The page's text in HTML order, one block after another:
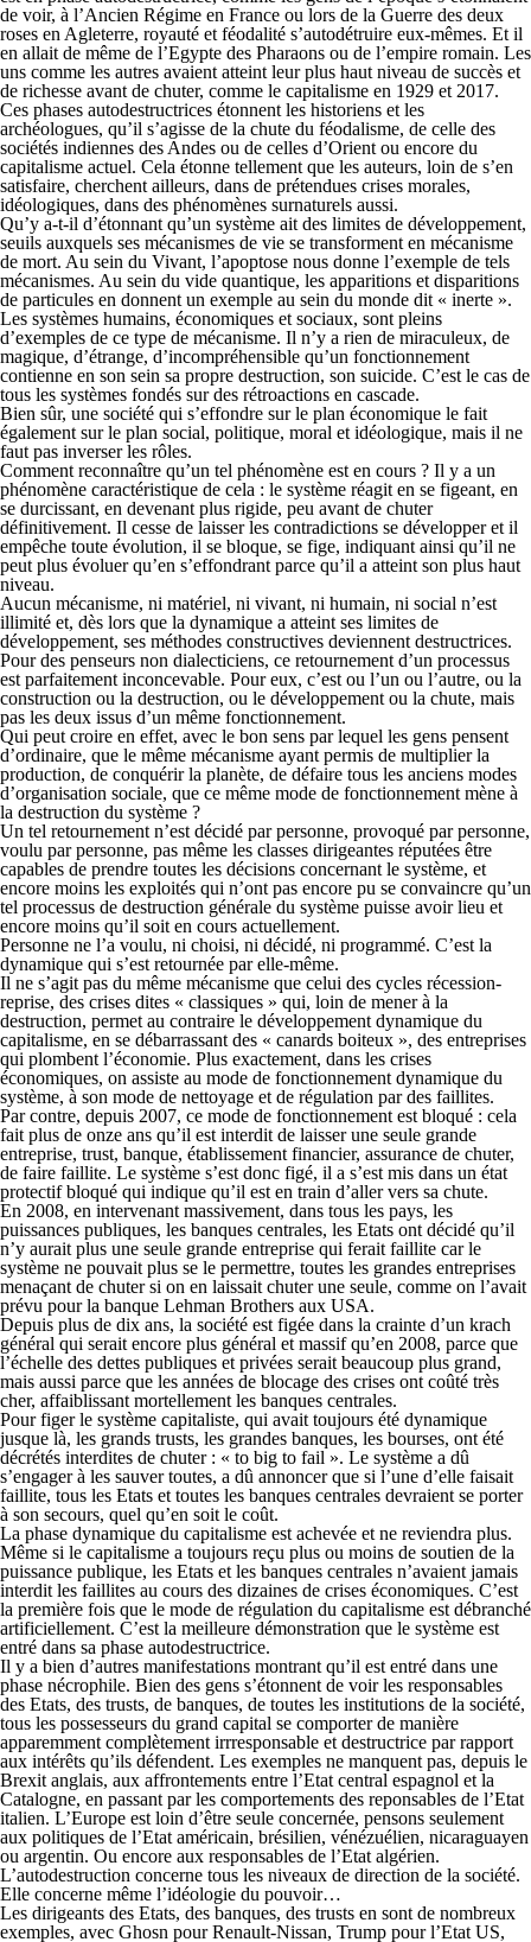
de voir, à l’Ancien Régime en France ou lors de la Guerre des deux
roses en Agleterre, royauté et féodalité s’autodétruire eux-mêmes. Et il
en allait de même de l’Egypte des Pharaons ou de l’empire romain. Les
uns comme les autres avaient atteint leur plus haut niveau de succès et
de richesse avant de chuter, comme le capitalisme en 1929 et 2017.
Ces phases autodestructrices étonnent les historiens et les
archéologues, qu’il s’agisse de la chute du féodalisme, de celle des
sociétés indiennes des Andes ou de celles d’Orient ou encore du
capitalisme actuel. Cela étonne tellement que les auteurs, loin de s’en
satisfaire, cherchent ailleurs, dans de prétendues crises morales,
idéologiques, dans des phénomènes surnaturels aussi.
Qu’y a-t-il d’étonnant qu’un système ait des limites de développement,
seuils auxquels ses mécanismes de vie se transforment en mécanisme
de mort. Au sein du Vivant, l’apoptose nous donne l’exemple de tels
mécanismes. Au sein du vide quantique, les apparitions et disparitions
de particules en donnent un exemple au sein du monde dit « inerte ».
Les systèmes humains, économiques et sociaux, sont pleins
d’exemples de ce type de mécanisme. Il n’y a rien de miraculeux, de
magique, d’étrange, d’incompréhensible qu’un fonctionnement
contienne en son sein sa propre destruction, son suicide. C’est le cas de
tous les systèmes fondés sur des rétroactions en cascade.
Bien sûr, une société qui s’effondre sur le plan économique le fait
également sur le plan social, politique, moral et idéologique, mais il ne
faut pas inverser les rôles.
Comment reconnaître qu’un tel phénomène est en cours ? Il y a un
phénomène caractéristique de cela : le système réagit en se figeant, en
se durcissant, en devenant plus rigide, peu avant de chuter
définitivement. Il cesse de laisser les contradictions se développer et il
empêche toute évolution, il se bloque, se fige, indiquant ainsi qu’il ne
peut plus évoluer qu’en s’effondrant parce qu’il a atteint son plus haut
niveau.
Aucun mécanisme, ni matériel, ni vivant, ni humain, ni social n’est
illimité et, dès lors que la dynamique a atteint ses limites de
développement, ses méthodes constructives deviennent destructrices.
Pour des penseurs non dialecticiens, ce retournement d’un processus
est parfaitement inconcevable. Pour eux, c’est ou l’un ou l’autre, ou la
construction ou la destruction, ou le développement ou la chute, mais
pas les deux issus d’un même fonctionnement.
Qui peut croire en effet, avec le bon sens par lequel les gens pensent
d’ordinaire, que le même mécanisme ayant permis de multiplier la
production, de conquérir la planète, de défaire tous les anciens modes
d’organisation sociale, que ce même mode de fonctionnement mène à
la destruction du système ?
Un tel retournement n’est décidé par personne, provoqué par personne,
voulu par personne, pas même les classes dirigeantes réputées être
capables de prendre toutes les décisions concernant le système, et
encore moins les exploités qui n’ont pas encore pu se convaincre qu’un
tel processus de destruction générale du système puisse avoir lieu et
encore moins qu’il soit en cours actuellement.
Personne ne l’a voulu, ni choisi, ni décidé, ni programmé. C’est la
dynamique qui s’est retournée par elle-même.
Il ne s’agit pas du même mécanisme que celui des cycles récession-
reprise, des crises dites « classiques » qui, loin de mener à la
destruction, permet au contraire le développement dynamique du
capitalisme, en se débarrassant des « canards boiteux », des entreprises
qui plombent l’économie. Plus exactement, dans les crises
économiques, on assiste au mode de fonctionnement dynamique du
système, à son mode de nettoyage et de régulation par des faillites.
Par contre, depuis 2007, ce mode de fonctionnement est bloqué : cela
fait plus de onze ans qu’il est interdit de laisser une seule grande
entreprise, trust, banque, établissement financier, assurance de chuter,
de faire faillite. Le système s’est donc figé, il a s’est mis dans un état
protectif bloqué qui indique qu’il est en train d’aller vers sa chute.
En 2008, en intervenant massivement, dans tous les pays, les
puissances publiques, les banques centrales, les Etats ont décidé qu’il
n’y aurait plus une seule grande entreprise qui ferait faillite car le
système ne pouvait plus se le permettre, toutes les grandes entreprises
menaçant de chuter si on en laissait chuter une seule, comme on l’avait
prévu pour la banque Lehman Brothers aux USA.
Depuis plus de dix ans, la société est figée dans la crainte d’un krach
général qui serait encore plus général et massif qu’en 2008, parce que
l’échelle des dettes publiques et privées serait beaucoup plus grand,
mais aussi parce que les années de blocage des crises ont coûté très
cher, affaiblissant mortellement les banques centrales.
Pour figer le système capitaliste, qui avait toujours été dynamique
jusque là, les grands trusts, les grandes banques, les bourses, ont été
décrétés interdites de chuter : « to big to fail ». Le système a dû
s’engager à les sauver toutes, a dû annoncer que si l’une d’elle faisait
faillite, tous les Etats et toutes les banques centrales devraient se porter
à son secours, quel qu’en soit le coût.
La phase dynamique du capitalisme est achevée et ne reviendra plus.
Même si le capitalisme a toujours reçu plus ou moins de soutien de la
puissance publique, les Etats et les banques centrales n’avaient jamais
interdit les faillites au cours des dizaines de crises économiques. C’est
la première fois que le mode de régulation du capitalisme est débranché
artificiellement. C’est la meilleure démonstration que le système est
entré dans sa phase autodestructrice.
Il y a bien d’autres manifestations montrant qu’il est entré dans une
phase nécrophile. Bien des gens s’étonnent de voir les responsables
des Etats, des trusts, de banques, de toutes les institutions de la société,
tous les possesseurs du grand capital se comporter de manière
apparemment complètement irrresponsable et destructrice par rapport
aux intérêts qu’ils défendent. Les exemples ne manquent pas, depuis le
Brexit anglais, aux affrontements entre l’Etat central espagnol et la
Catalogne, en passant par les comportements des reponsables de l’Etat
italien. L’Europe est loin d’être seule concernée, pensons seulement
aux politiques de l’Etat américain, brésilien, vénézuélien, nicaraguayen
ou argentin. Ou encore aux responsables de l’Etat algérien.
L’autodestruction concerne tous les niveaux de direction de la société.
Elle concerne même l’idéologie du pouvoir…
Les dirigeants des Etats, des banques, des trusts en sont de nombreux
exemples, avec Ghosn pour Renault-Nissan, Trump pour l’Etat US,